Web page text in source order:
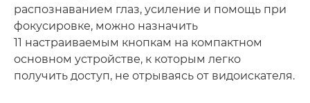
распознаванием глаз, усиление и помощь при
фокусировке, можно назначить
11 настраиваемым кнопкам на компактном
основном устройстве, к которым легко
получить доступ, не отрываясь от видоискателя.